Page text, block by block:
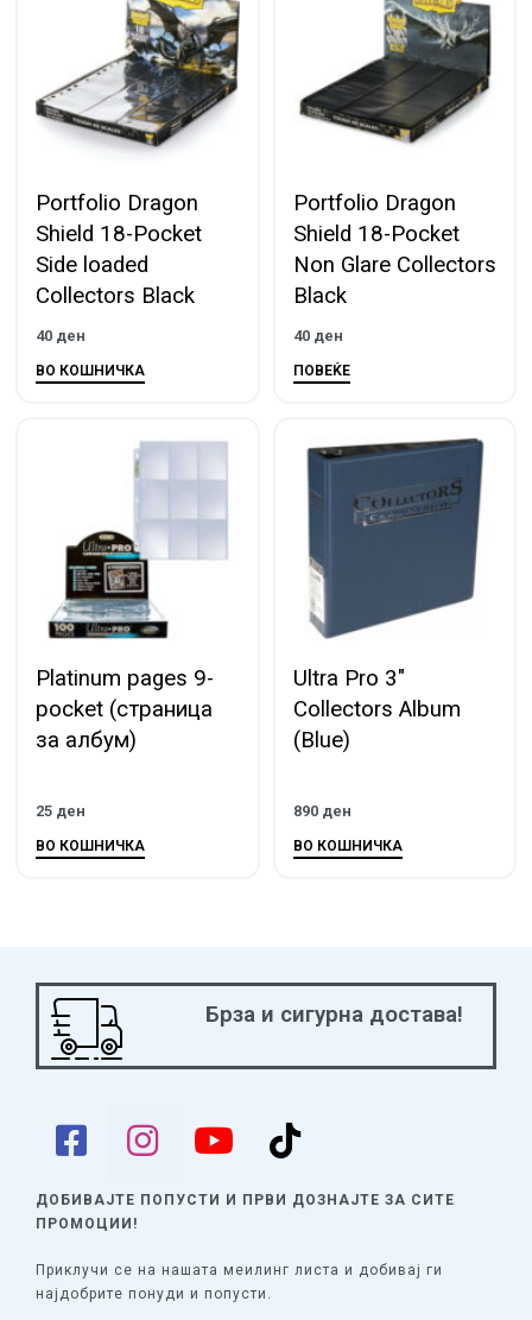
Portfolio Dragon
Shield 18-Pocket
Side loaded
Collectors Black
40 ден
ВО КОШНИЧКА
Portfolio Dragon
Shield 18-Pocket
Non Glare Collectors
Black
40 ден
ПОВЕЌЕ
Platinum pages 9-
pocket (страница
за албум)
25 ден
ВО КОШНИЧКА
Ultra Pro 3″
Collectors Album
(Blue)
890 ден
ВО КОШНИЧКА
Брза и сигурна достава!
ДОБИВАЈТЕ ПОПУСТИ И ПРВИ ДОЗНАЈТЕ ЗА СИТЕ
ПРОМОЦИИ!
Приклучи се на нашата меилинг листа и добивај ги
најдобрите понуди и попусти.